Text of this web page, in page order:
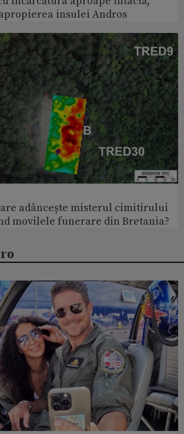
insulei Andros
adâncește misterul cimitirului
movilele funerare din Bretania?